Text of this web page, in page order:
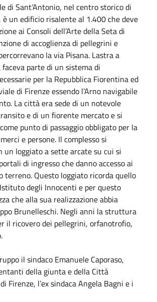
di Sant’Antonio, nel centro storico di
è un edificio risalente al 1.400 che deve
ai Consoli dell’Arte della Seta di
di accoglienza di pellegrini e
la via Pisana. Lastra a
faceva parte di un sistema di
per la Repubblica Fiorentina ed
di Firenze essendo l’Arno navigabile
La città era sede di un notevole
e di un fiorente mercato e si
punto di passaggio obbligato per la
e persone. Il complesso si
un loggiato a sette arcate su cui si
di ingresso che danno accesso ai
terreno. Questo loggiato ricorda quello
degli Innocenti e per questo
che alla sua realizzazione abbia
Brunelleschi. Negli anni la struttura
il ricovero dei pellegrini, orfanotrofio,
il sindaco Emanuele Caporaso,
della giunta e della Città
Firenze, l’ex sindaca Angela Bagni e i